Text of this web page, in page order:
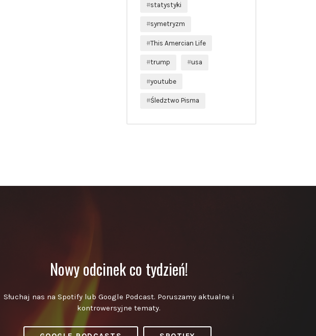
statystyki
symetryzm
This Amercian Life
trump usa
youtube
Śledztwo Pisma
Nowy odcinek co tydzień!
Słuchaj nas na Spotify lub Google Podcast. Poruszamy aktualne i
kontrowersyjne tematy.